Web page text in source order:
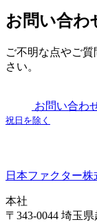
お問い合わ
ご不明な点やご
さい。
お問い合わ
祝日を除く
日本ファクター株
本社
〒343-0044 埼玉